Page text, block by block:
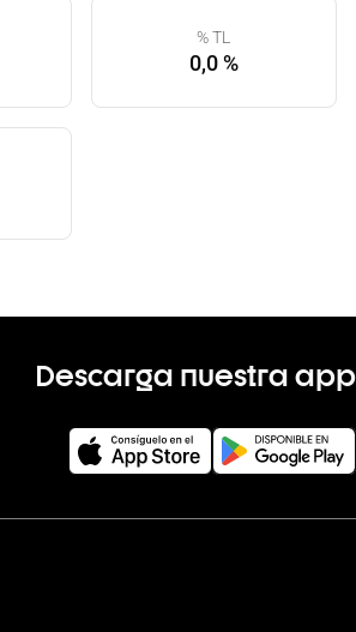
% TL
0,0 %
Descarga nuestra app